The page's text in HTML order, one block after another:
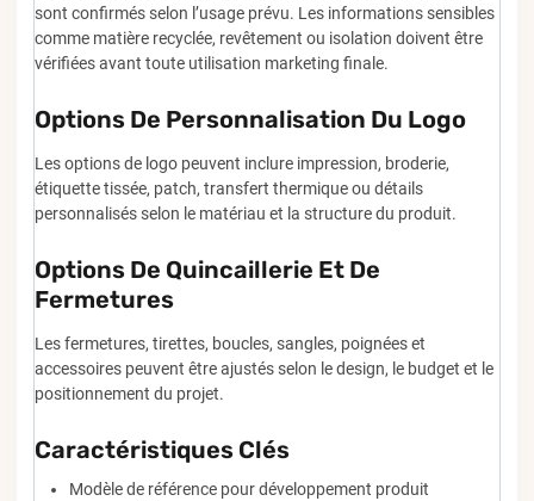
sont confirmés selon l’usage prévu. Les informations sensibles
comme matière recyclée, revêtement ou isolation doivent être
vérifiées avant toute utilisation marketing finale.
Options De Personnalisation Du Logo
Les options de logo peuvent inclure impression, broderie,
étiquette tissée, patch, transfert thermique ou détails
personnalisés selon le matériau et la structure du produit.
Options De Quincaillerie Et De
Fermetures
Les fermetures, tirettes, boucles, sangles, poignées et
accessoires peuvent être ajustés selon le design, le budget et le
positionnement du projet.
Caractéristiques Clés
Modèle de référence pour développement produit